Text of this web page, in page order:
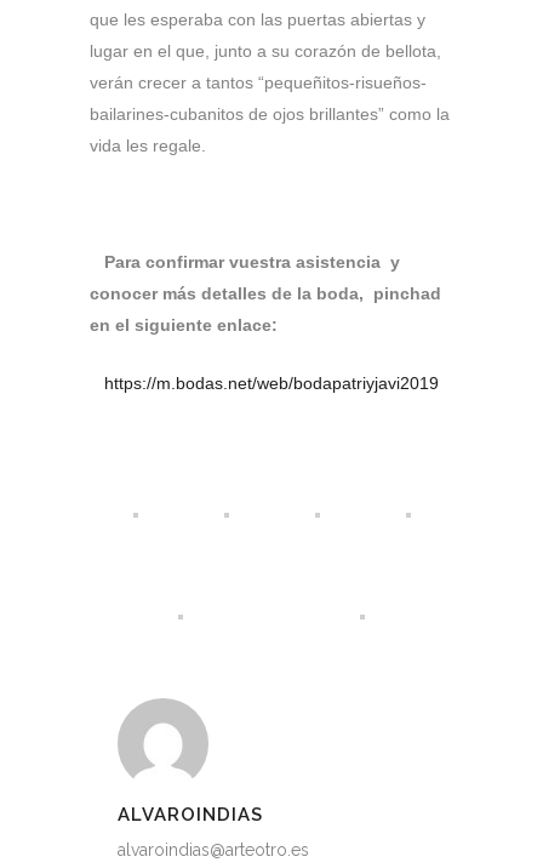
que les esperaba con las puertas abiertas y
lugar en el que, junto a su corazón de bellota,
verán crecer a tantos “pequeñitos-risueños-
bailarines-cubanitos de ojos brillantes” como la
vida les regale.
Para confirmar vuestra asistencia y
conocer más detalles de la boda, pinchad
en el siguiente enlace:
https://m.bodas.net/web/bodapatriyjavi2019
ALVAROINDIAS
alvaroindias@arteotro.es